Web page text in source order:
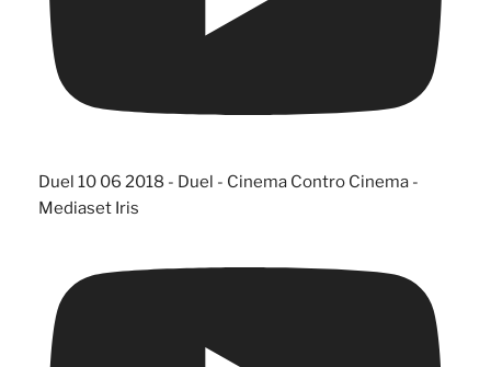
Duel 10 06 2018 - Duel - Cinema Contro Cinema -
Mediaset Iris